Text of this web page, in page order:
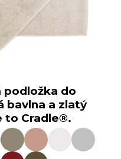
podložka do
bavlna a zlatý
to Cradle®.